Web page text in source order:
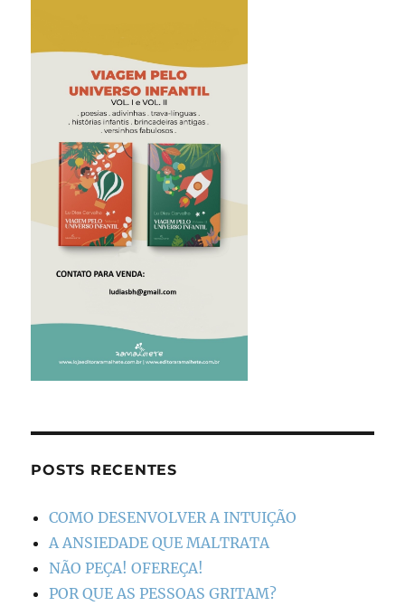
POSTS RECENTES
COMO DESENVOLVER A INTUIÇÃO
A ANSIEDADE QUE MALTRATA
NÃO PEÇA! OFEREÇA!
POR QUE AS PESSOAS GRITAM?